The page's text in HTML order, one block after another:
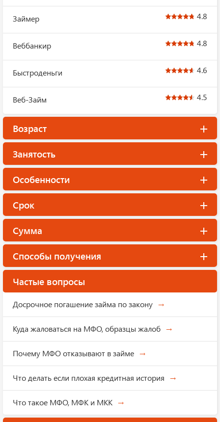
Займер 4.8
Веббанкир 4.8
Быстроденьги 4.6
Веб-Займ 4.5
Возраст
Занятость
Особенности
Срок
Сумма
Способы получения
Частые вопросы
Досрочное погашение займа по закону
Куда жаловаться на МФО, образцы жалоб
Почему МФО отказывают в займе
Что делать если плохая кредитная история
Что такое МФО, МФК и МКК